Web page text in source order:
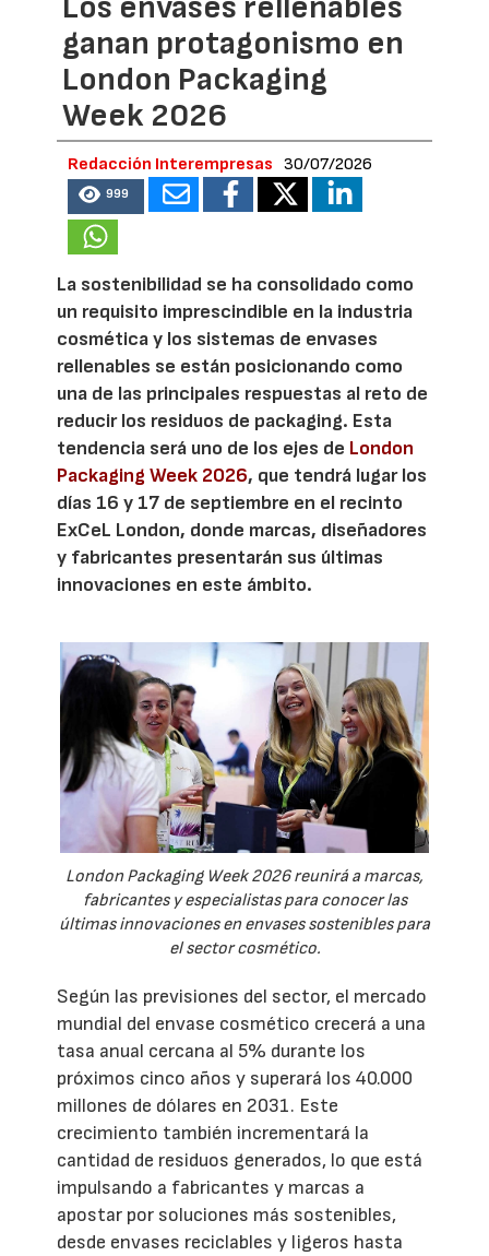
ganan protagonismo en
London Packaging
Week 2026
Redacción Interempresas 30/07/2026
999
La sostenibilidad se ha consolidado como
un requisito imprescindible en la industria
cosmética y los sistemas de envases
rellenables se están posicionando como
una de las principales respuestas al reto de
reducir los residuos de packaging. Esta
tendencia será uno de los ejes de London
Packaging Week 2026, que tendrá lugar los
días 16 y 17 de septiembre en el recinto
ExCeL London, donde marcas, diseñadores
y fabricantes presentarán sus últimas
innovaciones en este ámbito.
London Packaging Week 2026 reunirá a marcas,
fabricantes y especialistas para conocer las
últimas innovaciones en envases sostenibles para
el sector cosmético.
Según las previsiones del sector, el mercado
mundial del envase cosmético crecerá a una
tasa anual cercana al 5% durante los
próximos cinco años y superará los 40.000
millones de dólares en 2031. Este
crecimiento también incrementará la
cantidad de residuos generados, lo que está
impulsando a fabricantes y marcas a
apostar por soluciones más sostenibles,
desde envases reciclables y ligeros hasta